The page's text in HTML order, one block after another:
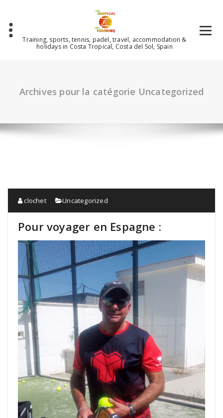
contenu
Training, sports, tennis, padel, travel, accommodation &
holidays in Costa Tropical, Costa del Sol, Spain
Archives pour la catégorie Uncategorized
clochet Uncategorized
Pour voyager en Espagne :